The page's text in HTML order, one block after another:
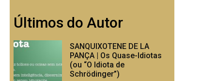
Últimos do Autor
SANQUIXOTENE DE LA
PANÇA | Os Quase-Idiotas
(ou “O Idiota de
Schrödinger”)